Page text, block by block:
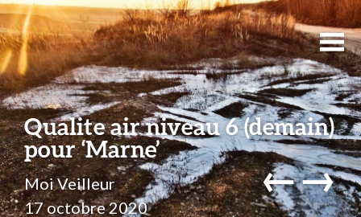
Qualite air niveau 6 (demain)
pour ‘Marne’
Moi Veilleur
17 octobre 2020
←→